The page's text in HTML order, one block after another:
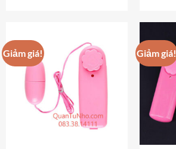
Giảm giá! Giảm giá!